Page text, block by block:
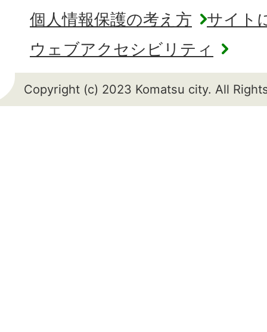
個人情報保護の考え方
サイト
ウェブアクセシビリティ
Copyright (c) 2023 Komatsu city. All